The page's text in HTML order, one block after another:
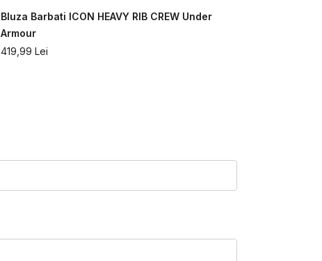
Bluza Barbati ICON HEAVY RIB CREW Under
Armour
419,99 Lei